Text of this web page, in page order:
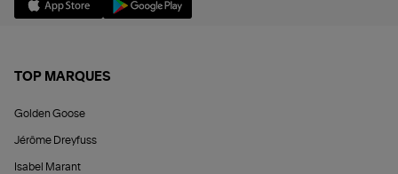
TOP MARQUES
Golden Goose
Jérôme Dreyfuss
Isabel Marant